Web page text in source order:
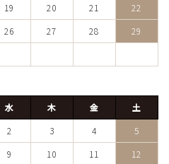
19 20 21
22
26 27 28
29
水 木 金
土
2 3 4
5
9 10 11
12